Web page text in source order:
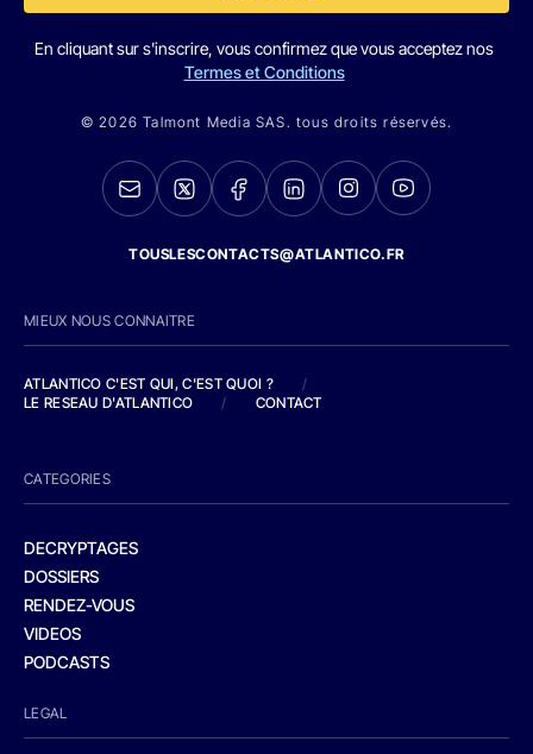
En cliquant sur s'inscrire, vous confirmez que vous acceptez nos
Termes et Conditions
© 2026 Talmont Media SAS. tous droits réservés.
TOUSLESCONTACTS@ATLANTICO.FR
MIEUX NOUS CONNAITRE
ATLANTICO C'EST QUI, C'EST QUOI ?
/
LE RESEAU D'ATLANTICO
/ CONTACT
CATEGORIES
DECRYPTAGES
DOSSIERS
RENDEZ-VOUS
VIDEOS
PODCASTS
LEGAL